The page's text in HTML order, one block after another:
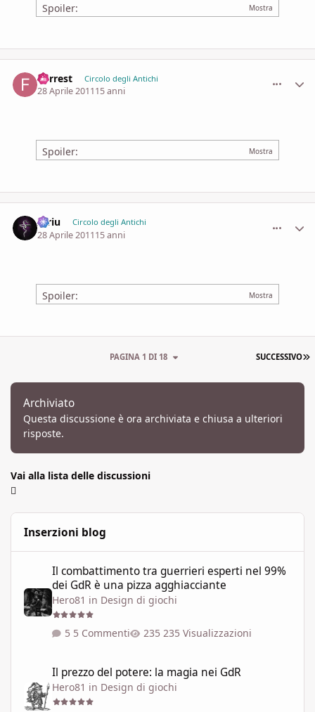
Spoiler:
Forrest Circolo degli Antichi
28 Aprile 201115 anni
Spoiler:
Idriu Circolo degli Antichi
28 Aprile 201115 anni
Spoiler:
SUCCESSIVO
PAGINA 1 DI 18
Archiviato
Questa discussione è ora archiviata e chiusa a ulteriori
risposte.
Vai alla lista delle discussioni
Inserzioni blog
Il combattimento tra guerrieri esperti nel 99%
dei GdR è una pizza agghiacciante
Hero81 in Design di giochi
5 Commenti 235 Visualizzazioni
Il prezzo del potere: la magia nei GdR
Hero81 in Design di giochi